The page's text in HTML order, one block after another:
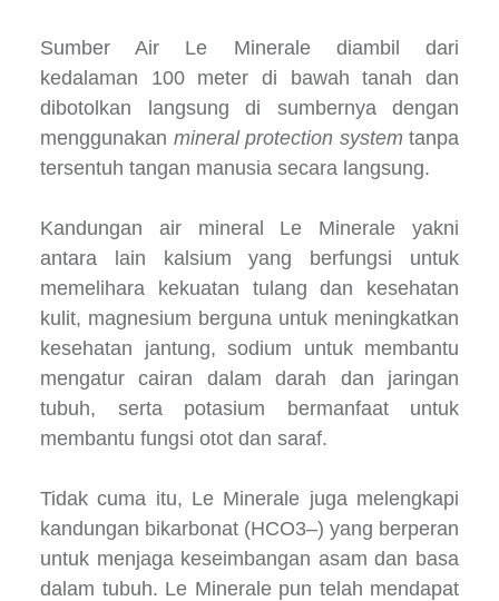
Sumber Air Le Minerale diambil dari
kedalaman 100 meter di bawah tanah dan
dibotolkan langsung di sumbernya dengan
menggunakan mineral protection system tanpa
tersentuh tangan manusia secara langsung.
Kandungan air mineral Le Minerale yakni
antara lain kalsium yang berfungsi untuk
memelihara kekuatan tulang dan kesehatan
kulit, magnesium berguna untuk meningkatkan
kesehatan jantung, sodium untuk membantu
mengatur cairan dalam darah dan jaringan
tubuh, serta potasium bermanfaat untuk
membantu fungsi otot dan saraf.
Tidak cuma itu, Le Minerale juga melengkapi
kandungan bikarbonat (HCO3–) yang berperan
untuk menjaga keseimbangan asam dan basa
dalam tubuh. Le Minerale pun telah mendapat